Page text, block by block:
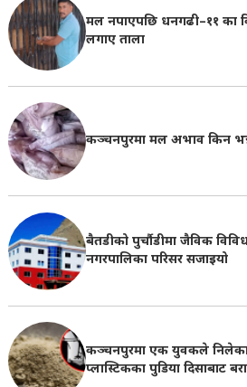
मल नपाएपछि धनगढी–११ का
लगाए ताला
कञ्चनपुरमा मल अभाव किन
बैतडीको पुर्चौडीमा जैविक
नगरपालिका परिसर सजाइयो
कञ्चनपुरमा एक युवकले
प्लास्टिकका पुडिया दिसाबाट